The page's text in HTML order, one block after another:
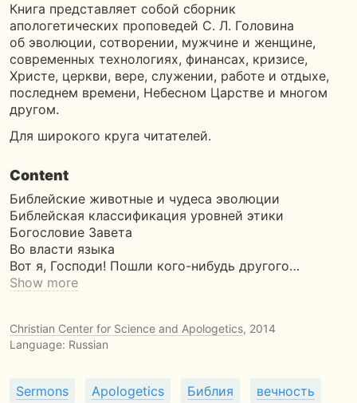
Книга представляет собой сборник
апологетических проповедей С. Л. Головина
об эволюции, сотворении, мужчине и женщине,
современных технологиях, финансах, кризисе,
Христе, церкви, вере, служении, работе и отдыхе,
последнем времени, Небесном Царстве и многом
другом.
Для широкого круга читателей.
Content
Библейские животные и чудеса эволюции
Библейская классификация уровней этики
Богословие Завета
Во власти языка
Вот я, Господи! Пошли кого-нибудь другого…
Show more
Christian Center for Science and Apologetics, 2014
Language: Russian
Sermons Apologetics Библия вечность